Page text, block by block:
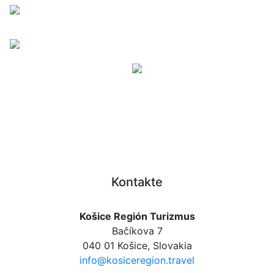
Kontakte
Košice Región Turizmus
Bačíkova 7
040 01 Košice, Slovakia
info@kosiceregion.travel